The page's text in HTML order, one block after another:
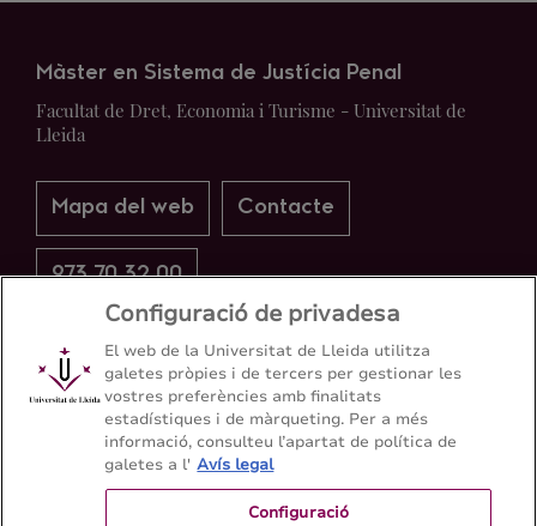
Màster en Sistema de Justícia Penal
Facultat de Dret, Economia i Turisme - Universitat de
Lleida
Mapa del web Contacte
973 70 32 00
Configuració de privadesa
El web de la Universitat de Lleida utilitza
galetes pròpies i de tercers per gestionar les
vostres preferències amb finalitats
estadístiques i de màrqueting. Per a més
informació, consulteu l’apartat de política de
galetes a l' Avís legal
Configuració